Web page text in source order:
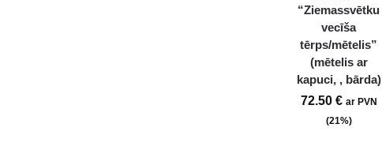
“Ziemassvētku
vecīša
tērps/mētelis”
(mētelis ar
kapuci, , bārda)
72.50 € ar PVN
(21%)